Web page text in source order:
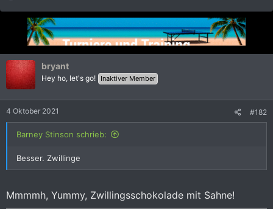
a
o
n
e
n
:
bryant
Hey ho, let's go! Inaktiver Member
4 Oktober 2021 #182
Barney Stinson schrieb:
Besser. Zwillinge
Mmmmh, Yummy, Zwillingsschokolade mit Sahne!